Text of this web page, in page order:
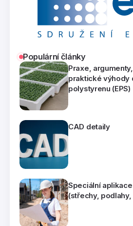
Populární články
Praxe,
praktické výhody
polystyrenu (EPS)
CAD detaily
Speciální
(střechy,